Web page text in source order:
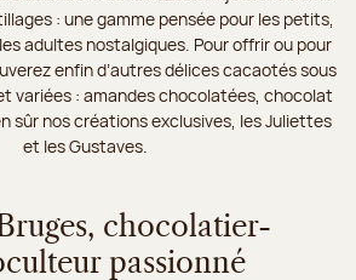
: une gamme pensée pour les petits,
adultes nostalgiques. Pour offrir ou pour
enfin d’autres délices cacaotés sous
variées : amandes chocolatées, chocolat
sûr nos créations exclusives, les Juliettes
et les Gustaves.
Bruges, chocolatier-
passionné